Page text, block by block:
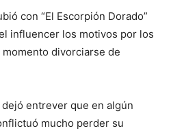
con “El Escorpión Dorado”
influencer los motivos por los
divorciarse de
entrever que en algún
mucho perder su